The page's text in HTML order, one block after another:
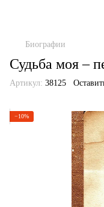
Биографии
Судьба моя –
Артикул: 38125
−10%